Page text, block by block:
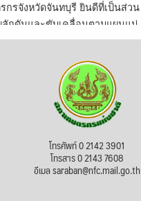
กรจังหวัดจันทบุรี ยินดีที่เป็นส่วน
ลักดันและขับเคลื่อนตามแผนแม่
More
ถดูเนื้อหานี้ได้ในขณะนี้
เกษตรกรแห่งชาติ
างประเทศ กระทรวงพาณิชย์ เปิด
โทรศัพท์ 0 2142 3901
โทรสาร 0 2143 7608
อีเมล saraban@nfc.mail.go.th